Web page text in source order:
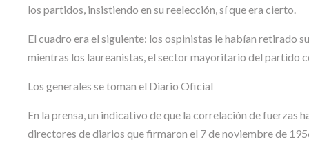
los partidos, insistiendo en su reelección, sí que era cierto.
El cuadro era el siguiente: los ospinistas le habían retirado
mientras los laureanistas, el sector mayoritario del partido
Los generales se toman el Diario Oficial
En la prensa, un indicativo de que la correlación de fuerzas
directores de diarios que firmaron el 7 de noviembre de